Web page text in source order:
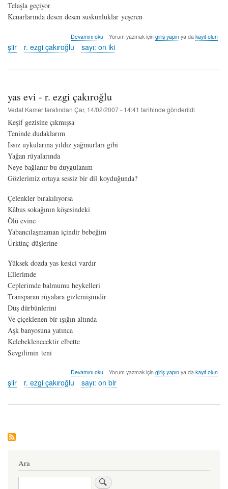
Telaşla geçiyor
Kenarlarında desen desen suskunluklar yeşeren
buluşma
-
r.
çakıroğlu
Devamını oku Yorum yazmak için giriş yapınya da kayıt olun
şiir r. ezgi çakıroğlu sayı: on iki
yas evi - r. ezgi çakıroğlu
Vedat Kamertarafından Çar, 14/02/2007 - 14:41 tarihinde gönderildi
Keşif gezisine çıkmışsa
Teninde dudaklarım
Issız uykularına yıldız yağmurları gibi
Yağan rüyalarında
Neye bağlanır bu duygulanım
Gözlerimiz ortaya sessiz bir dil koyduğunda?
Çelenkler bırakılıyorsa
Kâbus sokağının köşesindeki
Ölü evine
Yabancılaşmaman içindir bebeğim
Ürkünç düşlerine
Yüksek dozda yas kesici vardır
Ellerimde
Ceplerimde balmumu heykelleri
Transparan rüyalara gizlemişimdir
Düş dürbünlerini
Ve çiçeklenen bir ışığın altında
Aşk banyosuna yatınca
Kelebeklenecektir elbette
Sevgilimin teni
yas
evi
-
ezgi
Devamını oku Yorum yazmak için giriş yapınya da kayıt olun
şiir r. ezgi çakıroğlu sayı: on bir
Ara
Ara